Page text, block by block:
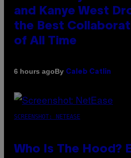
and Kanye West
the Best
of All Time
6 hours agoBy Caleb Catlin
SCREENSHOT: NETEASE
Who Is The Hood?